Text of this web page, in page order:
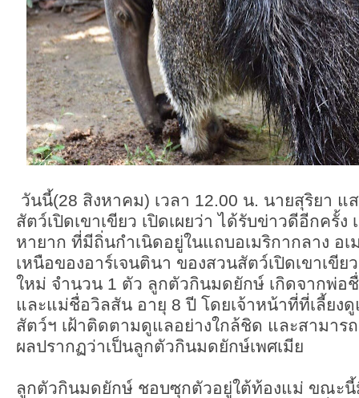
วันนี้(28 สิงหาคม) เวลา 12.00 น. นายสุริยา แ
สัตว์เปิดเขาเขียว เปิดเผยว่า ได้รับข่าวดีอีกครั้
หายาก ที่มีถิ่นกำเนิดอยู่ในแถบอเมริกากลาง อ
เหนือของอาร์เจนตินา ของสวนสัตว์เปิดเขาเขี
ใหม่ จำนวน 1 ตัว ลูกตัวกินมดยักษ์ เกิดจากพ่อ
และแม่ชื่อวิลสัน อายุ 8 ปี โดยเจ้าหน้าที่ที่เลี้ยง
สัตว์ฯ เฝ้าติดตามดูแลอย่างใกล้ชิด และสามาร
ผลปรากฏว่าเป็นลูกตัวกินมดยักษ์เพศเมีย
ลูกตัวกินมดยักษ์ ชอบซุกตัวอยู่ใต้ท้องแม่ ขณะนี้